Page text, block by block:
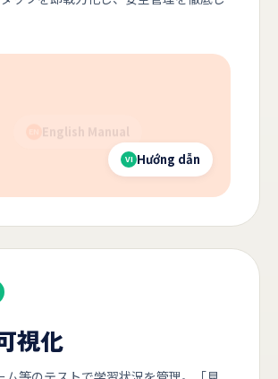
English Manual
視化